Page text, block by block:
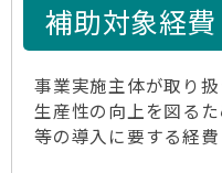
補助対象経費
事業実施主体が取り
生産性の向上を図る
等の導入に要する経費